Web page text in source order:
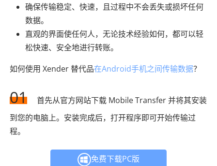
确保传输稳定、快速，且过程中不会丢失或损坏任何
数据。
直观的界面使任何人，无论技术经验如何，都可以轻
松快速、安全地进行转账。
如何使用 Xender 替代品在Android手机之间传输数据？
01
首先从官方网站下载 Mobile Transfer 并将其安装
到您的电脑上。安装完成后，打开程序即可开始传输过
程。
免费下载PC版